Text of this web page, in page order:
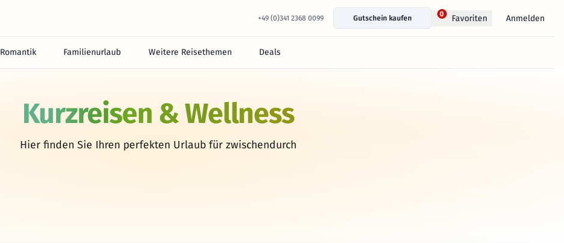
+49 (0)341 2368 0099 Gutschein kaufen
0 Favoriten Anmelden
Romantik Familienurlaub Weitere Reisethemen Deals
Kurzreisen & Wellness
Hier finden Sie Ihren perfekten Urlaub für zwischendurch